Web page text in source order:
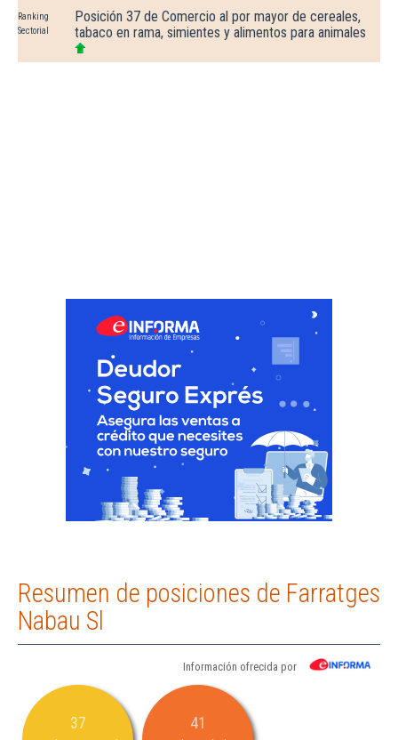
Ranking
Sectorial
Posición 37 de Comercio al por mayor de cereales,
tabaco en rama, simientes y alimentos para animales
Resumen de posiciones de Farratges
Nabau Sl
Información ofrecida por
37 41